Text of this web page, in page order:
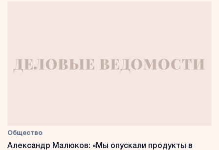
Общество
Александр Малюков: «Мы опускали продукты в